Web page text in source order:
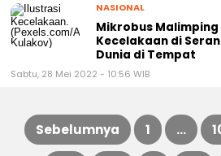
NASIONAL
Mikrobus
Kecelakaan di
Dunia di Tempat
Sabtu, 28 Mei 2022 - 10:56 WIB
Paginasi
Sebelumnya 1 …